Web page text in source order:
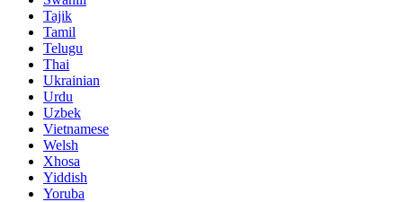
Tajik
Tamil
Telugu
Thai
Ukrainian
Urdu
Uzbek
Vietnamese
Welsh
Xhosa
Yiddish
Yoruba